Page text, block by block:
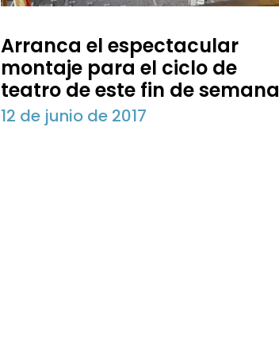
Arranca el espectacular
montaje para el ciclo de
teatro de este fin de semana
12 de junio de 2017